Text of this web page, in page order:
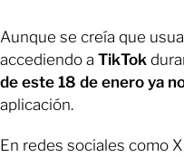
Aunque se creía que
accediendo a TikTok
de este 18 de enero ya
aplicación.
En redes sociales como